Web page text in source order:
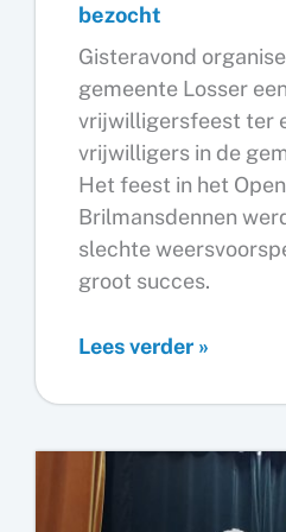
bezocht
Gisteravond
gemeente Losser
vrijwilligersfeest ter
vrijwilligers in de
Het feest in het
Brilmansdennen
slechte
groot succes.
Vrijwilligersavond
bezocht
Lees verder »